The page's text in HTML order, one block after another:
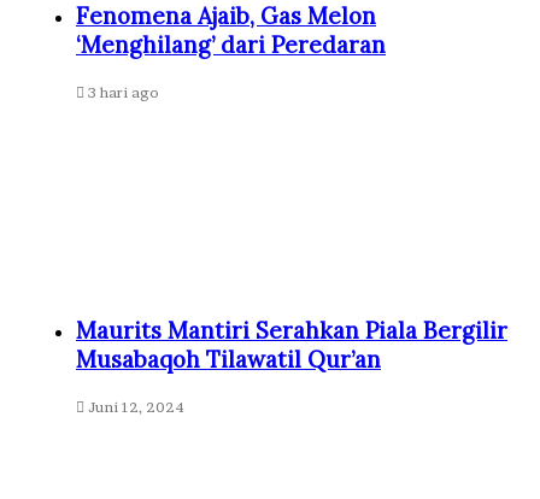
Fenomena Ajaib, Gas Melon
‘Menghilang’ dari Peredaran
3 hari ago
Maurits Mantiri Serahkan Piala Bergilir
Musabaqoh Tilawatil Qur’an
Juni 12, 2024